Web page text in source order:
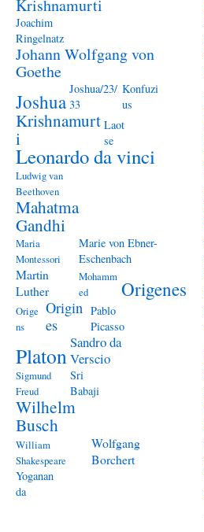
Krishnamurti
Joachim
Ringelnatz
Johann Wolfgang von
Goethe
Joshua
Joshua/23/
33
Konfuzi
us
Krishnamurt
i
Laot
se
Leonardo da vinci
Ludwig van
Beethoven
Mahatma
Gandhi
Maria
Montessori
Marie von Ebner-
Eschenbach
Martin
Luther
Mohamm
ed
Origenes
Orige
ns
Origin
es
Pablo
Picasso
Platon
Sandro da
Verscio
Sigmund
Freud
Sri
Babaji
Wilhelm
Busch
William
Shakespeare
Wolfgang
Borchert
Yoganan
da